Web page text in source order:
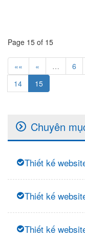
Page 15 of 15
«« « … 6
14
15
Chuyên
Thiết kế
Thiết kế
Thiết kế